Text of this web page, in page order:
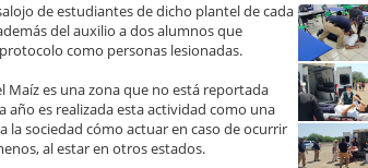
de estudiantes de dicho plantel de cada
del auxilio a dos alumnos que
como personas lesionadas.
Maíz es una zona que no está reportada
año es realizada esta actividad como una
la sociedad cómo actuar en caso de ocurrir
al estar en otros estados.